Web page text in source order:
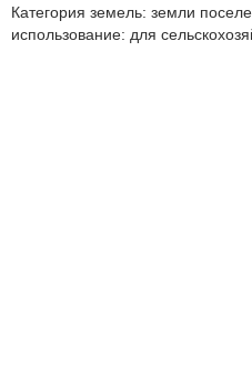
Категория земель: земли
использование: для